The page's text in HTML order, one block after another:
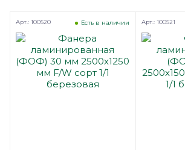
Есть в наличии
Арт.: 100520 Арт.: 100521